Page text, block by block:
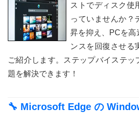
ストでディスク使
っていませんか？
昇を抑え、PCを高
ンスを回復させる
ご紹介します。ステップバイステッ
題を解決できます！
🔧 Microsoft Edge の